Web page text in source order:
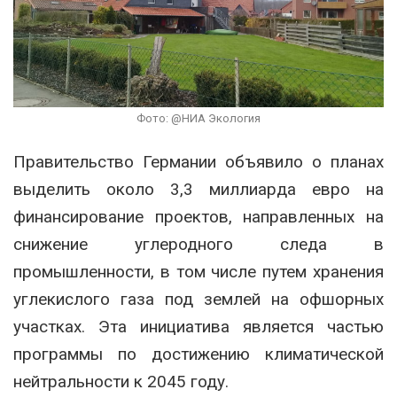
Фото: @НИА Экология
Правительство Германии объявило о планах
выделить около 3,3 миллиарда евро на
финансирование проектов, направленных на
снижение углеродного следа в
промышленности, в том числе путем хранения
углекислого газа под землей на офшорных
участках. Эта инициатива является частью
программы по достижению климатической
нейтральности к 2045 году.